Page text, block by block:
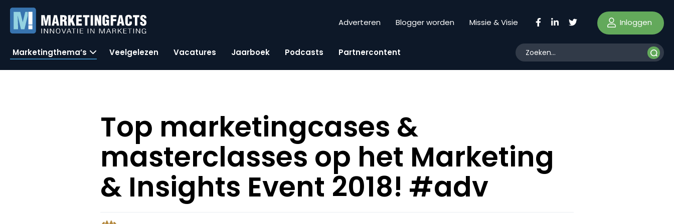
Adverteren Blogger worden Missie & Visie Inloggen
Marketingthema’s Veelgelezen Vacatures Jaarboek Podcasts Partnercontent
Top marketingcases &
masterclasses op het Marketing
& Insights Event 2018! #adv